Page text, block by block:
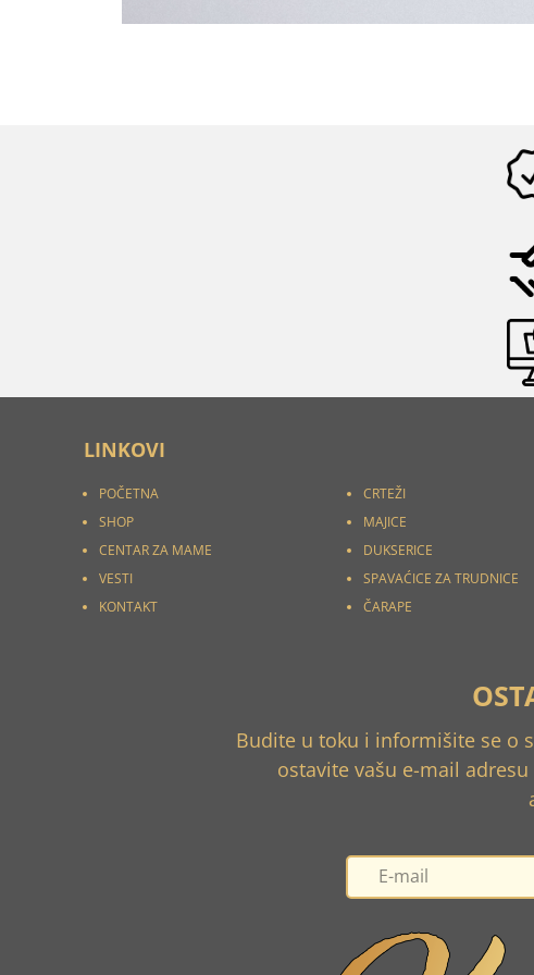
LINKOVI
POČETNA
SHOP
CENTAR ZA MAME
VESTI
KONTAKT
CRTEŽI
MAJICE
DUKSERICE
SPAVAĆICE ZA TRUDNICE
ČARAPE
Budite u toku i informišite se o
ostavite vašu e-mail